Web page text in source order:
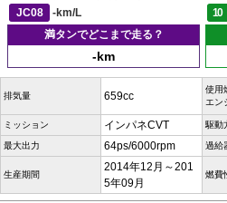
JC08
-km/L 10
満タンでどこまで走る？
-km
排気量 659cc
使用
エン
ミッション インパネCVT 駆動
最大出力 64ps/6000rpm 過給
生産期間
2014年12月～201
5年09月
燃費